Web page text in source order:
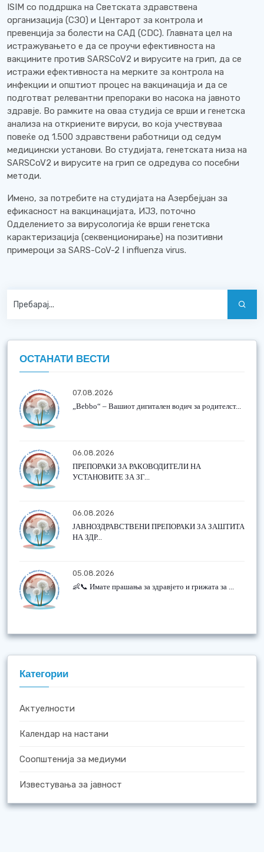
ISIM со поддршка на Светската здравствена
организација (СЗО) и Центарот за контрола и
превенција за болести на САД (CDC). Главната цел на
истражувањето е да се проучи ефективноста на
вакцините против SARSCoV2 и вирусите на грип, да се
истражи ефективноста на мерките за контрола на
инфекции и општиот процес на вакцинација и да се
подготват релевантни препораки во насока на јавното
здравје. Во рамките на оваа студија се врши и генетска
анализа на откриените вируси, во која учествуваа
повеќе од 1.500 здравствени работници од седум
медицински установи. Во студијата, генетската низа на
SARSCoV2 и вирусите на грип се одредува со посебни
методи.
Имено, за потребите на студијата на Азербејџан за
ефикасност на вакцинацијата, ИЈЗ, поточно
Одделението за вирусологија ќе врши генетска
карактеризација (секвенционирање) на позитивни
примероци за SARS-CoV-2 I influenza virus.
ОСТАНАТИ ВЕСТИ
07.08.2026
„Bebbo“ – Вашиот дигитален водич за родителст...
06.08.2026
ПРЕПОРАКИ ЗА РАКОВОДИТЕЛИ НА
УСТАНОВИТЕ ЗА ЗГ...
06.08.2026
ЈАВНОЗДРАВСТВЕНИ ПРЕПОРАКИ ЗА ЗАШТИТА
НА ЗДР...
05.08.2026
👶📞 Имате прашања за здравјето и грижата за ...
Категории
Актуелности
Календар на настани
Соопштенија за медиуми
Известувања за јавност